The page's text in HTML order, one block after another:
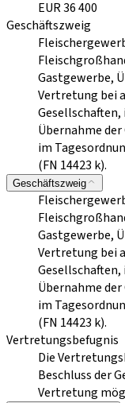
EUR 36 400
Geschäftszweig
Gastgewerbe,
Vertretung bei
Übernahme
im
(FN 14423 k).
Geschäftszweig
Gastgewerbe,
Vertretung bei
Übernahme
im
(FN 14423 k).
Vertretungsbefugnis
Die
Beschluss der
Vertretung